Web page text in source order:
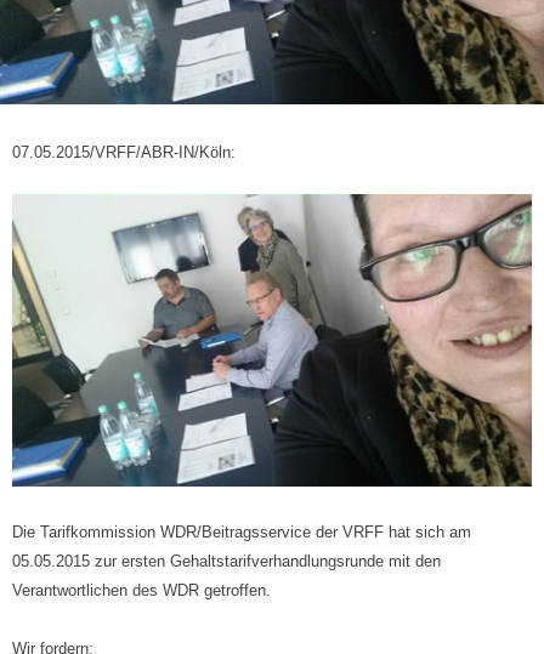
07.05.2015/VRFF/ABR-IN/Köln:
Die Tarifkommission WDR/Beitragsservice der VRFF hat sich am
05.05.2015 zur ersten Gehaltstarifverhandlungsrunde mit den
Verantwortlichen des WDR getroffen.
Wir fordern: